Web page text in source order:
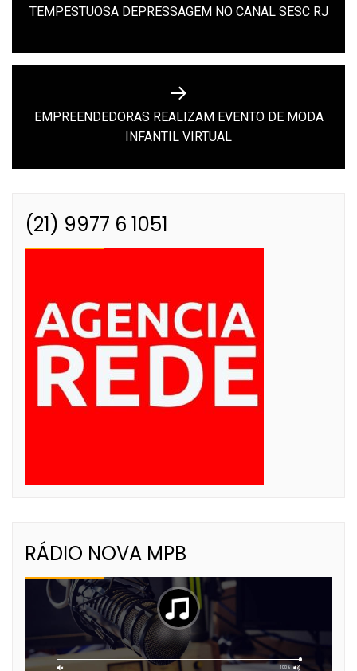
Previous
TEMPESTUOSA DEPRESSAGEM NO CANAL SESC RJ
Next
post:
EMPREENDEDORAS REALIZAM EVENTO DE MODA
INFANTIL VIRTUAL
(21) 9977 6 1051
RÁDIO NOVA MPB